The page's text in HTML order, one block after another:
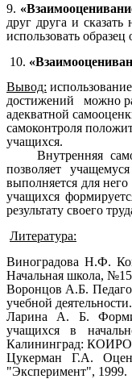
9.
друг друга и
использовать образец
10.
Вывод:
достижений можно
адекватной
самоконтроля
учащихся.
Внутренняя
позволяет
выполняется для него
учащихся
результату своего
Литература:
Виноградова Н.Ф.
Начальная школа,
Воронцов А.Б.
учебной
Ларина А. Б.
учащихся в
Калининград:
Цукерман Г.А.
"Эксперимент", 1999.